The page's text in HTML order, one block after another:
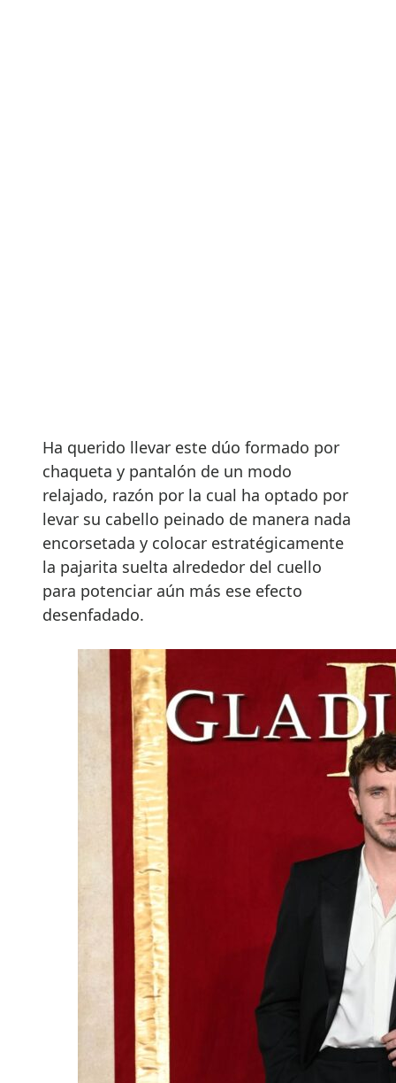
Ha querido llevar este dúo formado por
chaqueta y pantalón de un modo
relajado, razón por la cual ha optado por
levar su cabello peinado de manera nada
encorsetada y colocar estratégicamente
la pajarita suelta alrededor del cuello
para potenciar aún más ese efecto
desenfadado.